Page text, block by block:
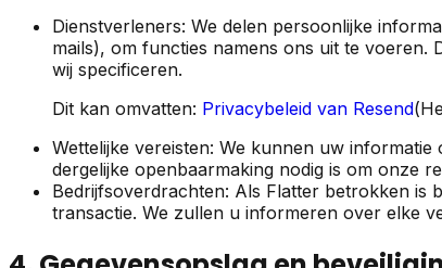
Dienstverleners: We delen persoonlijke
mails), om functies namens ons uit te voeren.
wij specificeren.
Dit kan omvatten: Privacybeleid van Resend
Wettelijke vereisten: We kunnen uw
dergelijke openbaarmaking nodig is om onze
Bedrijfsoverdrachten: Als Flatter betrokken is
transactie. We zullen u informeren over elke